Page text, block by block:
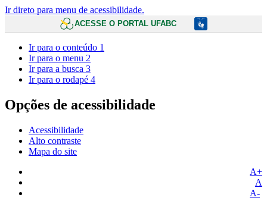
Ir direto para menu de acessibilidade.
ACESSE O PORTAL UFABC
Ir para o conteúdo 1
Ir para o menu 2
Ir para a busca 3
Ir para o rodapé 4
Opções de acessibilidade
Acessibilidade
Alto contraste
Mapa do site
A+
A
A-